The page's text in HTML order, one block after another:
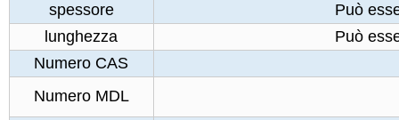
spessore
Può
lunghezza
Può
Numero CAS
Numero MDL